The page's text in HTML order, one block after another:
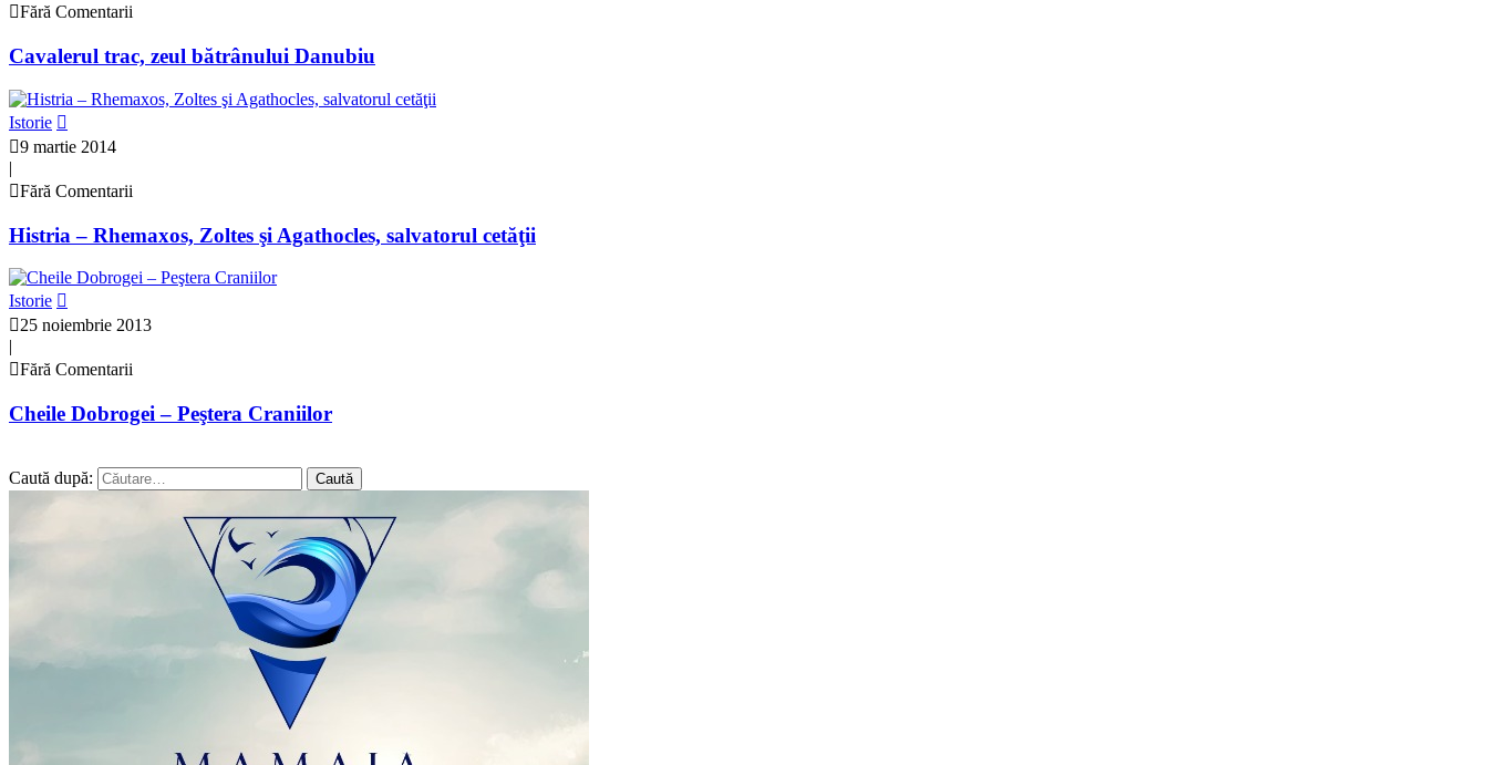
Fără Comentarii
Cavalerul trac, zeul bătrânului Danubiu
Istorie
9 martie 2014
|
Fără Comentarii
Histria – Rhemaxos, Zoltes şi Agathocles, salvatorul cetăţii
Istorie
25 noiembrie 2013
|
Fără Comentarii
Cheile Dobrogei – Peştera Craniilor
Caută după: